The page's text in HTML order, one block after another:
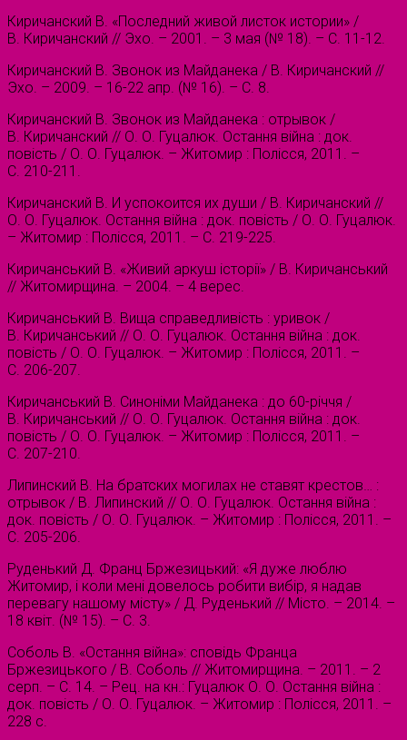
Киричанский В. «Последний живой листок истории» /
В. Киричанский // Эхо. – 2001. – 3 мая (№ 18). – С. 11-12.
Киричанский В. Звонок из Майданека / В. Киричанский //
Эхо. – 2009. – 16-22 апр. (№ 16). – С. 8.
Киричанский В. Звонок из Майданека : отрывок /
В. Киричанский // О. О. Гуцалюк. Остання війна : док.
повість / О. О. Гуцалюк. – Житомир : Полісся, 2011. –
С. 210-211.
Киричанский В. И успокоится их души / В. Киричанский //
О. О. Гуцалюк. Остання війна : док. повість / О. О. Гуцалюк.
– Житомир : Полісся, 2011. – С. 219-225.
Киричанський В. «Живий аркуш історії» / В. Киричанський
// Житомирщина. – 2004. – 4 верес.
Киричанський В. Вища справедливість : уривок /
В. Киричанський // О. О. Гуцалюк. Остання війна : док.
повість / О. О. Гуцалюк. – Житомир : Полісся, 2011. –
С. 206-207.
Киричанський В. Синоніми Майданека : до 60-річчя /
В. Киричанський // О. О. Гуцалюк. Остання війна : док.
повість / О. О. Гуцалюк. – Житомир : Полісся, 2011. –
С. 207-210.
Липинский В. На братских могилах не ставят крестов… :
отрывок / В. Липинский // О. О. Гуцалюк. Остання війна :
док. повість / О. О. Гуцалюк. – Житомир : Полісся, 2011. –
С. 205-206.
Руденький Д. Франц Бржезицький: «Я дуже люблю
Житомир, і коли мені довелось робити вибір, я надав
перевагу нашому місту» / Д. Руденький // Місто. – 2014. –
18 квіт. (№ 15). – С. 3.
Соболь В. «Остання війна»: сповідь Франца
Бржезицького / В. Соболь // Житомирщина. – 2011. – 2
серп. – С. 14. – Рец. на кн.: Гуцалюк О. О. Остання війна :
док. повість / О. О. Гуцалюк. – Житомир : Полісся, 2011. –
228 с.